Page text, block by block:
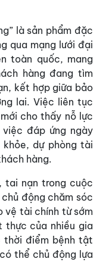
là sản phẩm đặc
qua mạng lưới đại
toàn quốc, mang
hàng đang tìm
kết hợp giữa bảo
lai. Việc liên tục
cho thấy nỗ lực
đáp ứng ngày
dự phòng tài
hàng.
tai nạn trong cuộc
động chăm sóc
vệ tài chính từ sớm
thực của nhiều gia
thời điểm bệnh tật
thể chủ động lựa